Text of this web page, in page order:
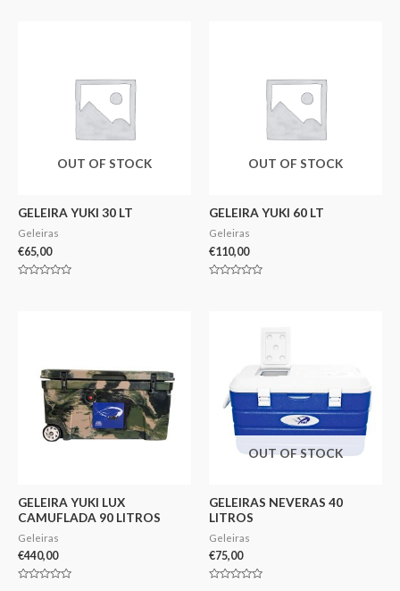
OUT OF STOCK
GELEIRA YUKI 30 LT
Geleiras
€65,00
OUT OF STOCK
GELEIRA YUKI 60 LT
Geleiras
€110,00
GELEIRA YUKI LUX
CAMUFLADA 90 LITROS
Geleiras
€440,00
OUT OF STOCK
GELEIRAS NEVERAS 40
LITROS
Geleiras
€75,00